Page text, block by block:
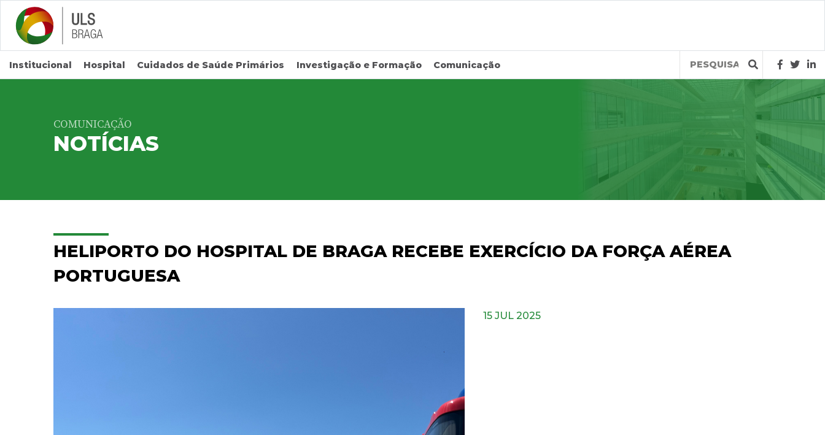
Saltar para conteúdo principal
Institucional Hospital Cuidados de Saúde Primários Investigação e Formação Comunicação
Query
COMUNICAÇÃO
NOTÍCIAS
HELIPORTO DO HOSPITAL DE BRAGA RECEBE EXERCÍCIO DA FORÇA AÉREA
PORTUGUESA
15 JUL 2025